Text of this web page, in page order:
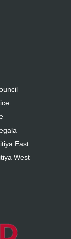
East
West